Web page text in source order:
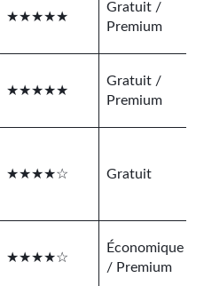
★★★★★
Gratuit /
Premium
★★★★★
Gratuit /
Premium
★★★★☆ Gratuit
★★★★☆
Économique
/ Premium